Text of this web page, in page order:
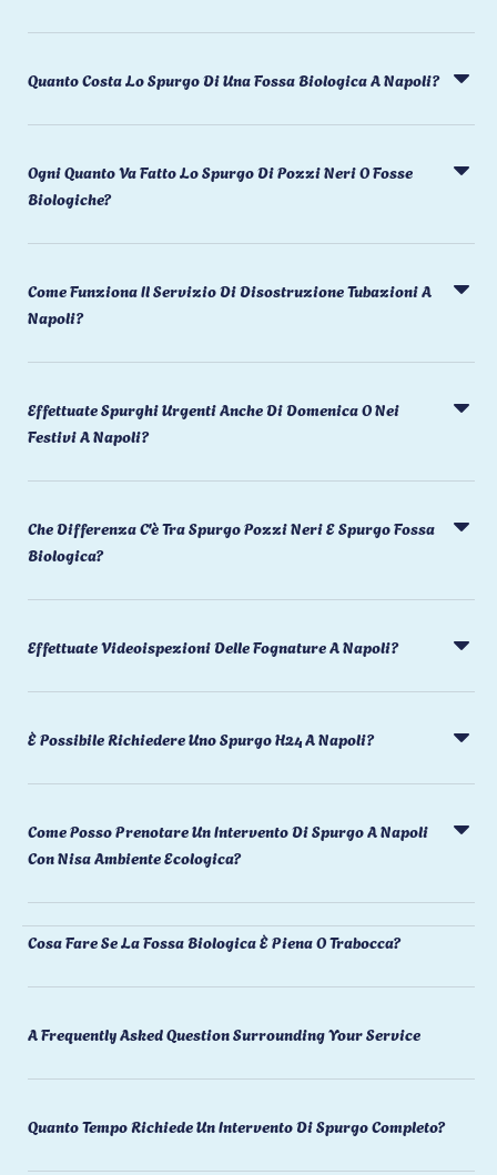
Quanto Costa Lo Spurgo Di Una Fossa Biologica A Napoli?
Ogni Quanto Va Fatto Lo Spurgo Di Pozzi Neri O Fosse
Biologiche?
Come Funziona Il Servizio Di Disostruzione Tubazioni A
Napoli?
Effettuate Spurghi Urgenti Anche Di Domenica O Nei
Festivi A Napoli?
Che Differenza C'è Tra Spurgo Pozzi Neri E Spurgo Fossa
Biologica?
Effettuate Videoispezioni Delle Fognature A Napoli?
È Possibile Richiedere Uno Spurgo H24 A Napoli?
Come Posso Prenotare Un Intervento Di Spurgo A Napoli
Con Nisa Ambiente Ecologica?
Cosa Fare Se La Fossa Biologica È Piena O Trabocca?
A Frequently Asked Question Surrounding Your Service
Quanto Tempo Richiede Un Intervento Di Spurgo Completo?